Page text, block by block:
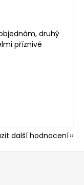
5 hvězdiček.
druhý
příznivé
5 hvězdiček.
další hodnocení